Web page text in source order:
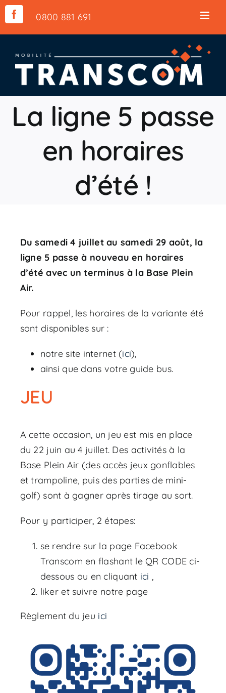
Skip
to
content
Facebook0800 881 691
La ligne 5 passe
en horaires
d’été !
Du samedi 4 juillet au samedi 29 août, la
ligne 5 passe à nouveau en horaires
d’été avec un terminus à la Base Plein
Air.
Pour rappel, les horaires de la variante été
sont disponibles sur :
notre site internet (ici),
ainsi que dans votre guide bus.
JEU
A cette occasion, un jeu est mis en place
du 22 juin au 4 juillet. Des activités à la
Base Plein Air (des accès jeux gonflables
et trampoline, puis des parties de mini-
golf) sont à gagner après tirage au sort.
Pour y participer, 2 étapes:
se rendre sur la page Facebook
Transcom en flashant le QR CODE ci-
dessous ou en cliquant ici ,
liker et suivre notre page
Règlement du jeu ici